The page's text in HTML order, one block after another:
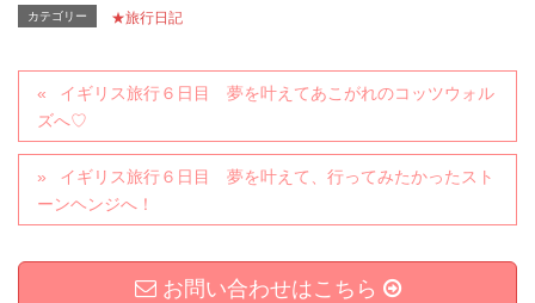
カテゴリー ★旅行日記
イギリス旅行６日目 夢を叶えてあこがれのコッツウォル
ズへ♡
イギリス旅行６日目 夢を叶えて、行ってみたかったスト
ーンヘンジへ！
お問い合わせはこちら